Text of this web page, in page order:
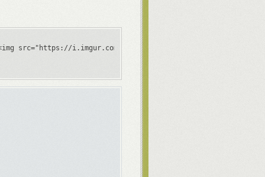
src="https://i.imgur.com/ieKz19p.png"></a>